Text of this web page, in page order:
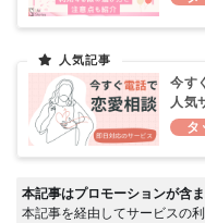
今す
人気
本記事はプロモーションが含
本記事を経由してサービスの